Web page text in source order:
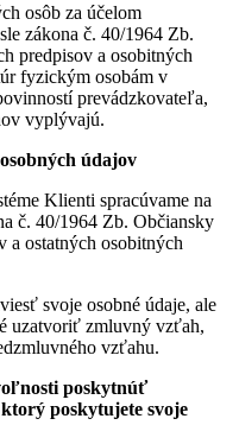
osôb za účelom
zákona č. 40/1964 Zb.
predpisov a osobitných
fyzickým osobám v
prevádzkovateľa,
vyplývajú.
údajov
Klienti spracúvame na
č. 40/1964 Zb. Občiansky
a ostatných osobitných
svoje osobné údaje, ale
uzatvoriť zmluvný vzťah,
vzťahu.
poskytnúť
ktorý poskytujete svoje